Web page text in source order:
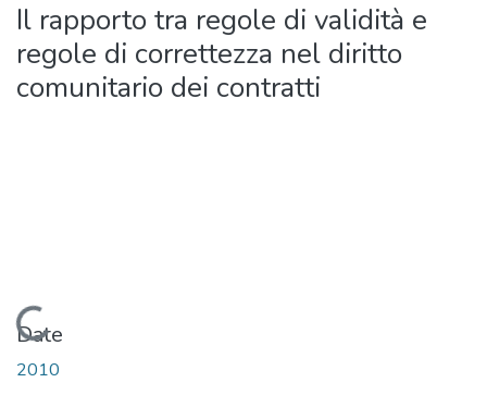
Il rapporto tra regole di validità e
regole di correttezza nel diritto
comunitario dei contratti
Loading...
Date
2010